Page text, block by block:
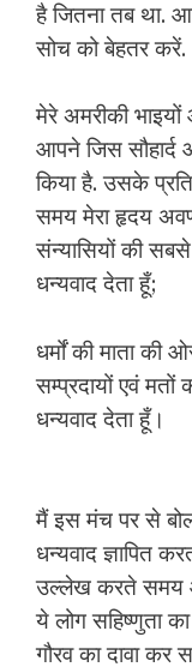
है जितना तब था.
सोच को बेहतर करें.
मेरे अमरीकी
आपने जिस सौहार्द
किया है. उसके
समय मेरा हृदय
संन्यासियों की
धन्यवाद देता हूँ;
धर्मों की माता की
सम्प्रदायों एवं
धन्यवाद देता हूँ।
मैं इस मंच पर से
धन्यवाद ज्ञापित
उल्लेख करते समय
ये लोग सहिष्णुता
गौरव का दावा